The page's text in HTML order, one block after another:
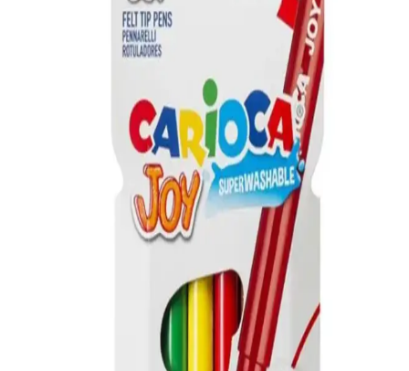
Mor Lila Beyaz Doğum Günü Balon Zincir Seti
Renkli ve Şık Parti Dekorasyonu İçin Uygun
Renkli ve dayanıklı balonlardan oluşan bu set, doğum günü
kutlamalarına şıklık ve canlılık katar, kolay kurulumu ile partilerinizi
Parti Dolabı 6 Adet 14'' Safari Folyo Balon Hayvan
Seti Renkli ve Eğlenceli Dekorasyon Ürünü
14 inçlik hayvan figürlü folyo balonlar, doğa ve hayvan temalı
etkinliklerde canlılık ve eğlence katmak için ideal, dayanıklı ve
kolay şişirilebilir, renkli dekorasyon ürünü.
Neobebek Stick4ever Forest: Çocuklar İçin Yaratıcı
ve Eğlenceli Sticker Seti
Neobebek Stick4ever Forest, çocuklara doğa temalı yaratıcı sticker
deneyimi sunar. Eğlenceli ve sanatsal aktivitelerle çocukların hayal
gücünü destekler, el becerilerini geliştirir.